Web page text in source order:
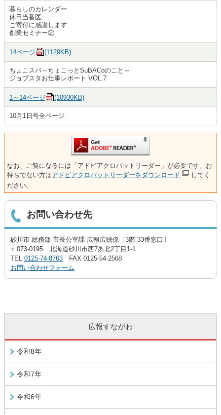
暮らしのカレンダー
休日当番医
ご寄付に感謝します
創業セミナー②
14ページ (1129KB)
ちょこスバ～ちょこっとSuBACoのこと～
ジョブスタお仕事レポート VOL.7
1～14ページ (10930KB)
10月1日号全ページ
なお、ご覧になるには「アドビアクロバットリーダー」が必要です。お
持ちでない方はアドビアクロバットリーダーをダウンロード
してく
ださい。
お問い合わせ先
砂川市 総務部 市長公室課 広報広聴係〔3階 33番窓口〕
〒073-0195 北海道砂川市西7条北2丁目1-1
TEL 0125-74-8763 FAX 0125-54-2568
お問い合わせフォーム
広報すながわ
令和8年
令和7年
令和6年